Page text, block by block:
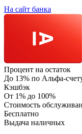
На сайт банка
Процент на остаток
До 13% по Альфа-
Кэшбэк
От 1% до 100%
Стоимость
Бесплатно
Выдача наличных